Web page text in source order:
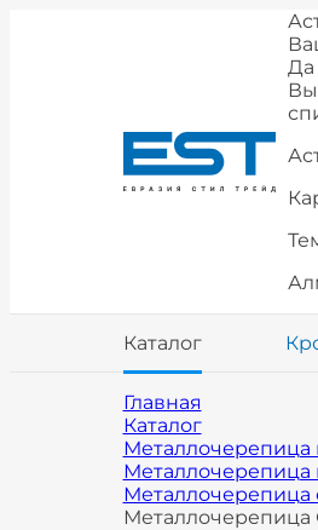
Да
Каталог
Главная
Каталог
Металлочерепица
Металлочерепица
Металлочерепица
Металлочерепица